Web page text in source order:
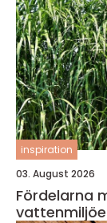
inspiration
03. August 2026
Fördelarna